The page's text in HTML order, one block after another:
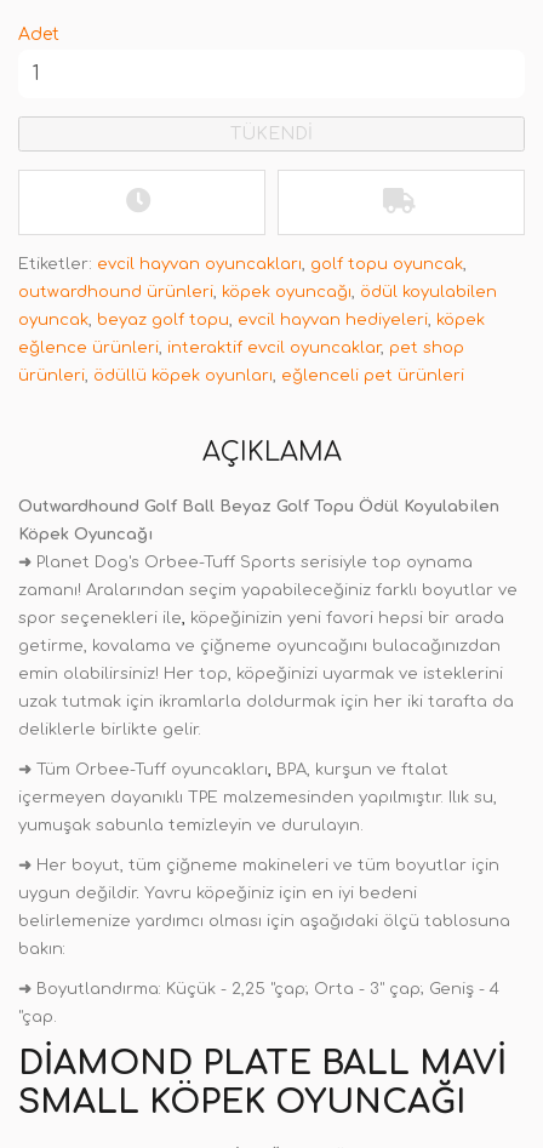
Adet
TÜKENDİ
Etiketler: evcil hayvan oyuncakları, golf topu oyuncak,
outwardhound ürünleri, köpek oyuncağı, ödül koyulabilen
oyuncak, beyaz golf topu, evcil hayvan hediyeleri, köpek
eğlence ürünleri, interaktif evcil oyuncaklar, pet shop
ürünleri, ödüllü köpek oyunları, eğlenceli pet ürünleri
AÇIKLAMA
Outwardhound Golf Ball Beyaz Golf Topu Ödül Koyulabilen
Köpek Oyuncağı
➜ Planet Dog's Orbee-Tuff Sports serisiyle top oynama
zamanı! Aralarından seçim yapabileceğiniz farklı boyutlar ve
spor seçenekleri ile, köpeğinizin yeni favori hepsi bir arada
getirme, kovalama ve çiğneme oyuncağını bulacağınızdan
emin olabilirsiniz! Her top, köpeğinizi uyarmak ve isteklerini
uzak tutmak için ikramlarla doldurmak için her iki tarafta da
deliklerle birlikte gelir.
➜ Tüm Orbee-Tuff oyuncakları, BPA, kurşun ve ftalat
içermeyen dayanıklı TPE malzemesinden yapılmıştır. Ilık su,
yumuşak sabunla temizleyin ve durulayın.
➜ Her boyut, tüm çiğneme makineleri ve tüm boyutlar için
uygun değildir. Yavru köpeğiniz için en iyi bedeni
belirlemenize yardımcı olması için aşağıdaki ölçü tablosuna
bakın:
➜ Boyutlandırma: Küçük - 2,25 "çap; Orta - 3" çap; Geniş - 4
"çap.
DIAMOND PLATE BALL MAVI
SMALL KÖPEK OYUNCAĞI